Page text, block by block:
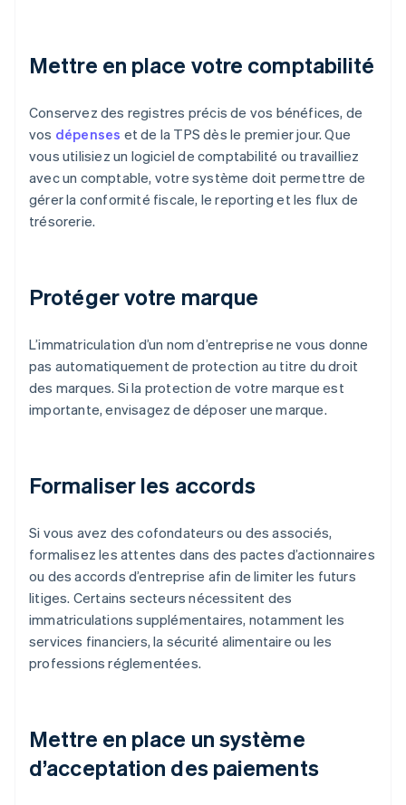
Mettre en place votre comptabilité
Conservez des registres précis de vos bénéfices, de
vos dépenses et de la TPS dès le premier jour. Que
vous utilisiez un logiciel de comptabilité ou travailliez
avec un comptable, votre système doit permettre de
gérer la conformité fiscale, le reporting et les flux de
trésorerie.
Protéger votre marque
L’immatriculation d’un nom d’entreprise ne vous donne
pas automatiquement de protection au titre du droit
des marques. Si la protection de votre marque est
importante, envisagez de déposer une marque.
Formaliser les accords
Si vous avez des cofondateurs ou des associés,
formalisez les attentes dans des pactes d’actionnaires
ou des accords d’entreprise afin de limiter les futurs
litiges. Certains secteurs nécessitent des
immatriculations supplémentaires, notamment les
services financiers, la sécurité alimentaire ou les
professions réglementées.
Mettre en place un système
d’acceptation des paiements